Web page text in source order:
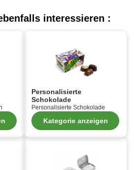
interessieren :
Personalisierte
Schokolade
Personalisierte Schokolade
Kategorie anzeigen